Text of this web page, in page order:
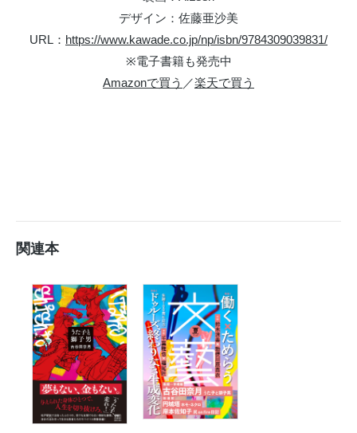
デザイン：佐藤亜沙美
URL： https://www.kawade.co.jp/np/isbn/9784309039831/
※電子書籍も発売中
Amazonで買う ／楽天で買う
関連本